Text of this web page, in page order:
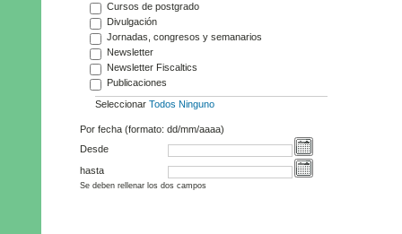
Cursos de postgrado
Divulgación
Jornadas, congresos y semanarios
Newsletter
Newsletter Fiscaltics
Publicaciones
Seleccionar Todos Ninguno
Por fecha (formato: dd/mm/aaaa)
Desde
hasta
Se deben rellenar los dos campos